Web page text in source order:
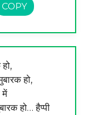
हो,
में
हो… हैप्पी